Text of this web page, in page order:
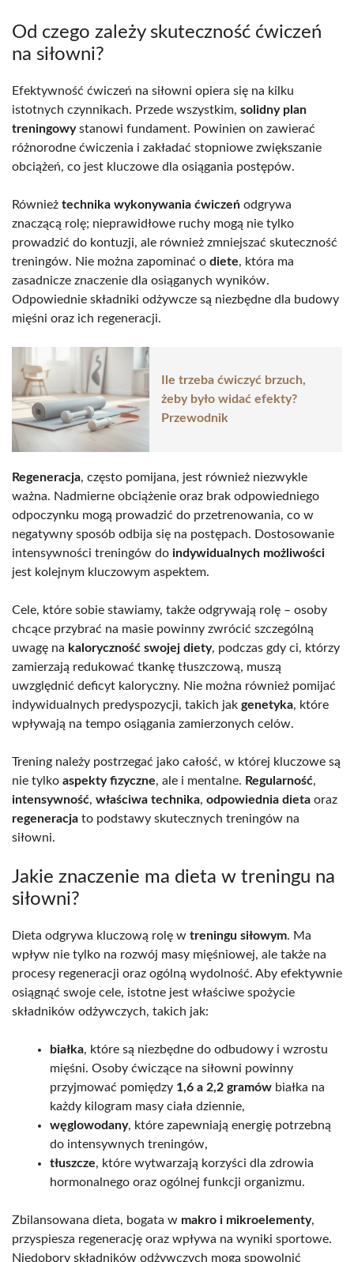
Od czego zależy skuteczność ćwiczeń
na siłowni?
Efektywność ćwiczeń na siłowni opiera się na kilku
istotnych czynnikach. Przede wszystkim, solidny plan
treningowystanowi fundament. Powinien on zawierać
różnorodne ćwiczenia i zakładać stopniowe zwiększanie
obciążeń, co jest kluczowe dla osiągania postępów.
Również technika wykonywania ćwiczeń odgrywa
znaczącą rolę; nieprawidłowe ruchy mogą nie tylko
prowadzić do kontuzji, ale również zmniejszać skuteczność
treningów. Nie można zapominać o diete, która ma
zasadnicze znaczenie dla osiąganych wyników.
Odpowiednie składniki odżywcze są niezbędne dla budowy
mięśni oraz ich regeneracji.
Ile trzeba ćwiczyć brzuch,
żeby było widać efekty?
Przewodnik
Regeneracja, często pomijana, jest również niezwykle
ważna. Nadmierne obciążenie oraz brak odpowiedniego
odpoczynku mogą prowadzić do przetrenowania, co w
negatywny sposób odbija się na postępach. Dostosowanie
intensywności treningów do indywidualnych możliwości
jest kolejnym kluczowym aspektem.
Cele, które sobie stawiamy, także odgrywają rolę – osoby
chcące przybrać na masie powinny zwrócić szczególną
uwagę na kaloryczność swojej diety, podczas gdy ci, którzy
zamierzają redukować tkankę tłuszczową, muszą
uwzględnić deficyt kaloryczny. Nie można również pomijać
indywidualnych predyspozycji, takich jak genetyka, które
wpływają na tempo osiągania zamierzonych celów.
Trening należy postrzegać jako całość, w której kluczowe są
nie tylko aspekty fizyczne, ale i mentalne. Regularność,
intensywność, właściwa technika, odpowiednia dieta oraz
regeneracja to podstawy skutecznych treningów na
siłowni.
Jakie znaczenie ma dieta w treningu na
siłowni?
Dieta odgrywa kluczową rolę w treningu siłowym. Ma
wpływ nie tylko na rozwój masy mięśniowej, ale także na
procesy regeneracji oraz ogólną wydolność. Aby efektywnie
osiągnąć swoje cele, istotne jest właściwe spożycie
składników odżywczych, takich jak:
białka, które są niezbędne do odbudowy i wzrostu
mięśni. Osoby ćwiczące na siłowni powinny
przyjmować pomiędzy 1,6 a 2,2 gramów białka na
każdy kilogram masy ciała dziennie,
węglowodany, które zapewniają energię potrzebną
do intensywnych treningów,
tłuszcze, które wytwarzają korzyści dla zdrowia
hormonalnego oraz ogólnej funkcji organizmu.
Zbilansowana dieta, bogata w makro i mikroelementy,
przyspiesza regenerację oraz wpływa na wyniki sportowe.
Niedobory składników odżywczych mogą spowolnić